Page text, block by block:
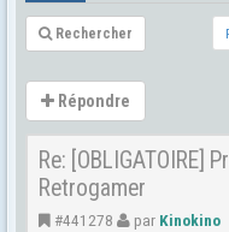
Rechercher
Répondre
Re: [OBLIGATOIRE]
Retrogamer
#441278 par Kinokino